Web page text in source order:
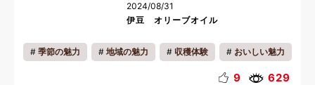
2024/08/31
伊豆 オリーブオイル
季節の魅力 地域の魅力 収穫体験 おいしい魅力
9 629